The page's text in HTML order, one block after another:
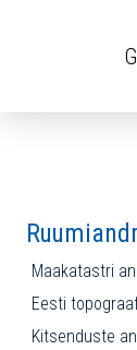
Maakatastri
Eesti
Kitsenduste